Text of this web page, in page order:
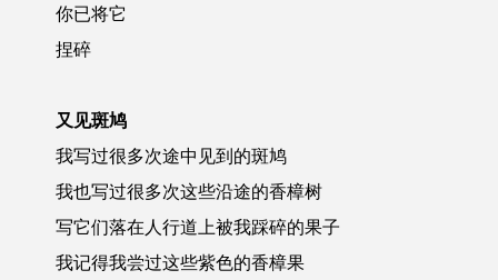
你已将它
捏碎
又见斑鸠
我写过很多次途中见到的斑鸠
我也写过很多次这些沿途的香樟树
写它们落在人行道上被我踩碎的果子
我记得我尝过这些紫色的香樟果